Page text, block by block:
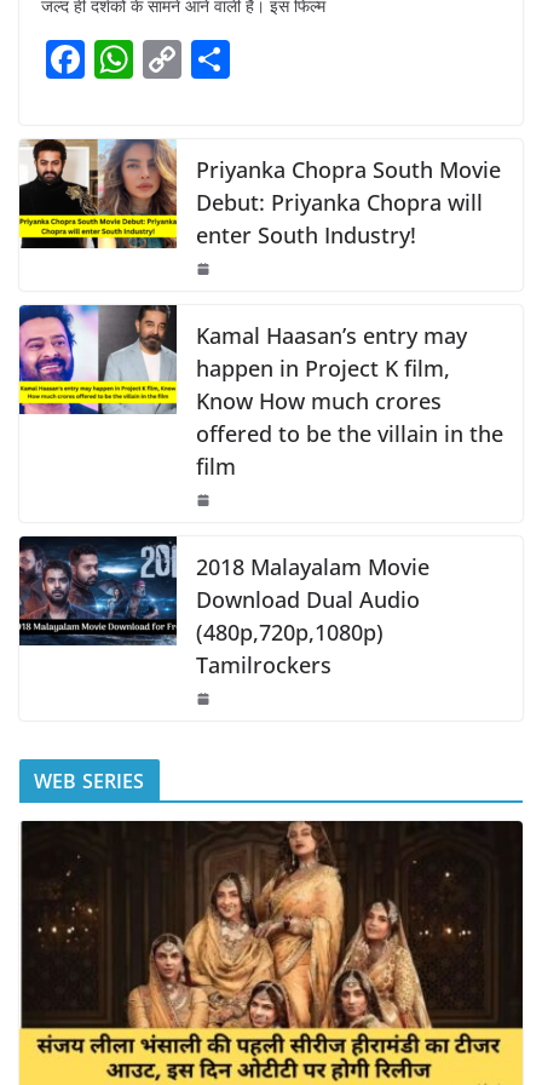
e
b
o
k
s
A
p
y
Li
k
जल्द ही दर्शकों के सामने आने वाली है। इस फिल्म
F
c
e
b
o
o
k
W
at
s
A
p
p
C
y
Li
n
k
e
Priyanka Chopra South Movie
Debut: Priyanka Chopra will
enter South Industry!
Kamal Haasan’s entry may
happen in Project K film,
Know How much crores
offered to be the villain in the
film
2018 Malayalam Movie
Download Dual Audio
(480p,720p,1080p)
Tamilrockers
WEB SERIES